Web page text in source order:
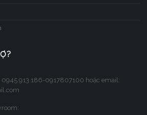
0917807100 hoặc email: